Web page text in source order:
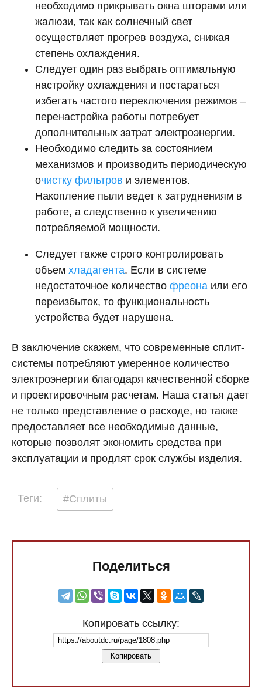
необходимо прикрывать окна шторами или
жалюзи, так как солнечный свет
осуществляет прогрев воздуха, снижая
степень охлаждения.
Следует один раз выбрать оптимальную
настройку охлаждения и постараться
избегать частого переключения режимов –
перенастройка работы потребует
дополнительных затрат электроэнергии.
Необходимо следить за состоянием
механизмов и производить периодическую
очистку фильтров и элементов.
Накопление пыли ведет к затруднениям в
работе, а следственно к увеличению
потребляемой мощности.
Следует также строго контролировать
объем хладагента. Если в системе
недостаточное количество фреона или его
переизбыток, то функциональность
устройства будет нарушена.
В заключение скажем, что современные сплит-
системы потребляют умеренное количество
электроэнергии благодаря качественной сборке
и проектировочным расчетам. Наша статья дает
не только представление о расходе, но также
предоставляет все необходимые данные,
которые позволят экономить средства при
эксплуатации и продлят срок службы изделия.
Теги: #Сплиты
Поделиться
Копировать ссылку:
Копировать